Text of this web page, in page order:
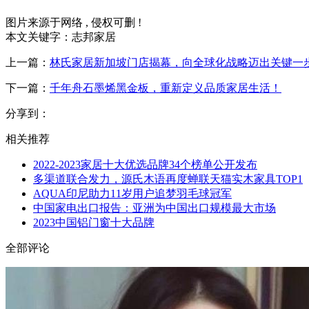
图片来源于网络 , 侵权可删 !
本文关键字：志邦家居
上一篇： 林氏家居新加坡门店揭幕，向全球化战略迈出关键一
下一篇： 千年舟石墨烯黑金板，重新定义品质家居生活！
分享到：
相关推荐
2022-2023家居十大优选品牌34个榜单公开发布
多渠道联合发力，源氏木语再度蝉联天猫实木家具TOP1
AQUA印尼助力11岁用户追梦羽毛球冠军
中国家电出口报告：亚洲为中国出口规模最大市场
2023中国铝门窗十大品牌
全部评论